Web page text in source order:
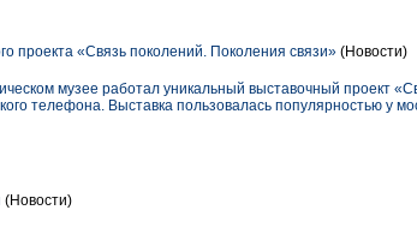
проекта «Связь поколений. Поколения связи» (Новости)
музее работал уникальный выставочный проект
телефона. Выставка пользовалась популярностью у
(Новости)